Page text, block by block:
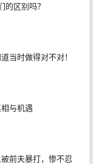
的区别吗？
当时做得对不对！
与机遇
前夫暴打，惨不忍